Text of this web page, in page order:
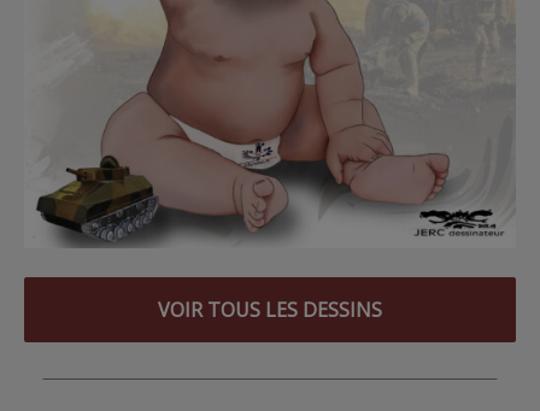
VOIR TOUS LES DESSINS